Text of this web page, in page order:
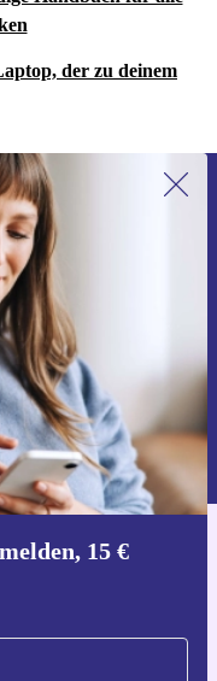
HP 250 G9 und
erfüllt,
technikaffinen
der zu deinem
15 €
anmelden,
Daten findest
App